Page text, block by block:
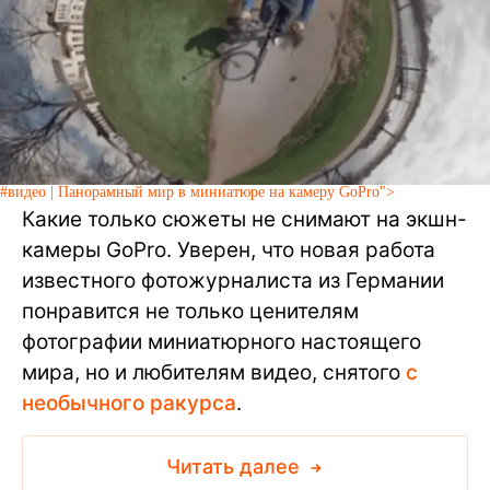
#видео | Панорамный мир в миниатюре на камеру GoPro">
Какие только сюжеты не снимают на экшн-
камеры GoPro. Уверен, что новая работа
известного фотожурналиста из Германии
понравится не только ценителям
фотографии миниатюрного настоящего
мира, но и любителям видео, снятого с
необычного ракурса.
Читать далее